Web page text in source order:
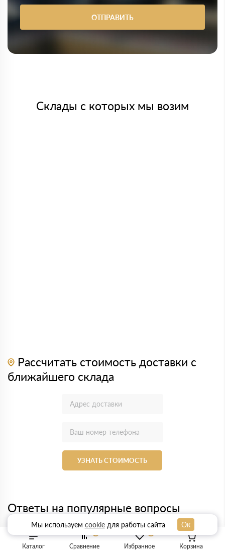
Каталог Избранное
Сравнение Корзина
ОТПРАВИТЬ
Склады с которых мы возим
Рассчитать стоимость доставки с
ближайшего склада
УЗНАТЬ СТОИМОСТЬ
Ответы на популярные вопросы
Есть ли возможность оплаты после получения
материала?
Мы используем cookieдля работы сайта Ок